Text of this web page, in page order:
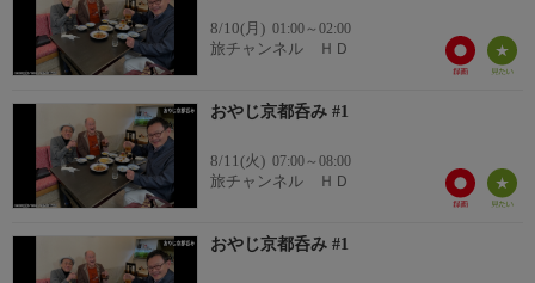
今回、角野＆近藤コンビが最初に訪れるのは…京都の町中にある
酒蔵。豊臣秀吉や千利休も愛した名水とこだわりの酒米で作った
日本酒を手に入れ、二人はその酒に合う美味しいアテを求め、当
番組内容 3/3
なんと、畑で収穫したとれたての野菜を使ってお料理に挑戦する
ことに！飲みながら、わいわいクッキングする様子は、まるで別
番組「おやじキッチン」！？最後には祇園の割烹へ。次々と出さ
肴で酔いしれたおやじ達の一日をご覧ください。
8/10(月) 01:00～02:00
旅チャンネル ＨＤ
おやじ京都呑み #1
8/11(火) 07:00～08:00
旅チャンネル ＨＤ
おやじ京都呑み #1